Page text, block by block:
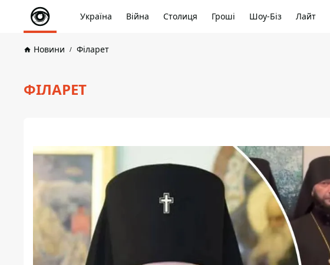
Україна Війна Столиця Гроші Шоу-Біз Лайт
Новини Філарет
ФІЛАРЕТ